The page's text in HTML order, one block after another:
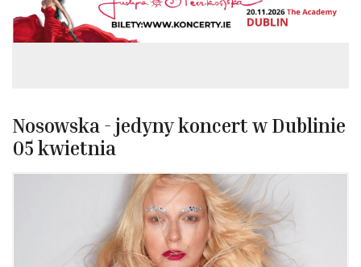
Nosowska - jedyny koncert w Dublinie
05 kwietnia